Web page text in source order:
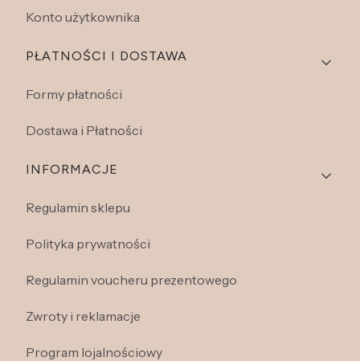
Konto użytkownika
PŁATNOŚCI I DOSTAWA
Formy płatności
Dostawa i Płatności
INFORMACJE
Regulamin sklepu
Polityka prywatności
Regulamin voucheru prezentowego
Zwroty i reklamacje
Program lojalnościowy